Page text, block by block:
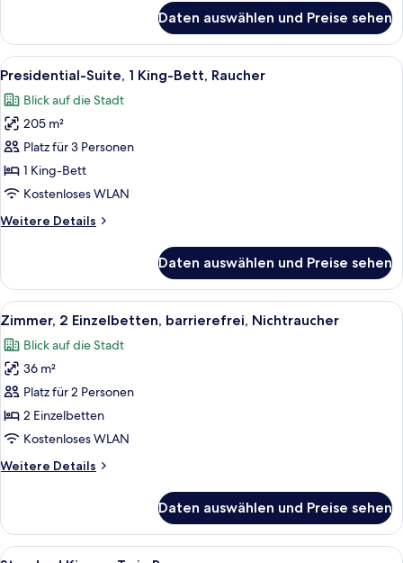
1 King-
Bett,
Nichtraucher
Daten auswählen und Preise sehen
Alle
Fotos
für
Presidential-
Suite,
1 King-
Bett,
anzeigen
Ein modernes Hotelzimmer mit Sofa,
6
Presidential-Suite, 1 King-Bett, Raucher
Blick auf die Stadt
205 m²
Platz für 3 Personen
1 King-Bett
Kostenloses WLAN
Weitere Details
Weitere
Suite,
1 King-
Bett,
Daten auswählen und Preise sehen
Alle
Fotos
für
Zimmer,
2 Einzelbetten,
barrierefrei,
Nichtraucher
Minibar, Zimmersafe, schallisolierte
6
Zimmer, 2 Einzelbetten, barrierefrei, Nichtraucher
Blick auf die Stadt
36 m²
Platz für 2 Personen
2 Einzelbetten
Kostenloses WLAN
Weitere Details
Weitere
2 Einzelbetten,
barrierefrei,
Daten auswählen und Preise sehen
Alle
Minibar, Zimmersafe, schallisolierte